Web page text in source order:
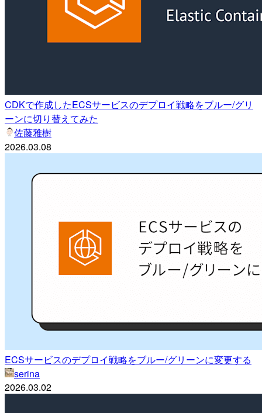
CDKで作成したECSサービスのデプロイ戦略をブルー/グリ
ーンに切り替えてみた
佐藤雅樹
2026.03.08
ECSサービスのデプロイ戦略をブルー/グリーンに変更する
serina
2026.03.02